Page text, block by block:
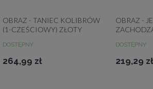
OBRAZ - TANIEC KOLIBRÓW
(1-CZĘŚCIOWY) ZŁOTY
DOSTĘPNY
264,99 zł
OBRAZ -
DOSTĘPNY
219,29 zł